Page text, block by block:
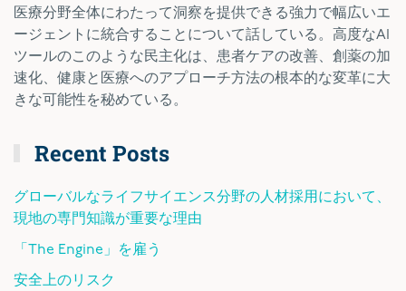
医療分野全体にわたって洞察を提供できる強力で幅広いエ
ージェントに統合することについて話している。高度なAI
ツールのこのような民主化は、患者ケアの改善、創薬の加
速化、健康と医療へのアプローチ方法の根本的な変革に大
きな可能性を秘めている。
Recent Posts
グローバルなライフサイエンス分野の人材採用において、
現地の専門知識が重要な理由
「The Engine」を雇う
安全上のリスク